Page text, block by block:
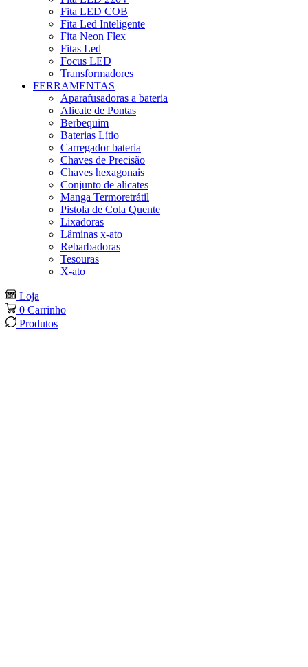
Fita LED COB
Fita Led Inteligente
Fita Neon Flex
Fitas Led
Focus LED
Transformadores
FERRAMENTAS
Aparafusadoras a bateria
Alicate de Pontas
Berbequim
Baterias Lítio
Carregador bateria
Chaves de Precisão
Chaves hexagonais
Conjunto de alicates
Manga Termoretrátil
Pistola de Cola Quente
Lixadoras
Lâminas x-ato
Rebarbadoras
Tesouras
X-ato
Loja
0 Carrinho
Produtos